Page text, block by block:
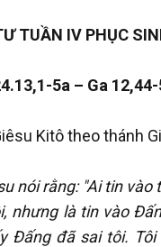
TUẦN IV PHỤC
5a – Ga
Kitô theo thánh
nói rằng: "Ai tin vào
nhưng là tin vào
Đấng đã sai tôi. Tôi